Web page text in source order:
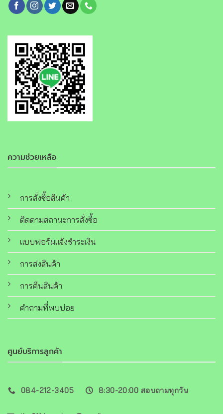
ความช่วยเหลือ
การสั่งซื้อสินค้า
ติดตามสถานะการสั่งซื้อ
แบบฟอร์มแจ้งชำระเงิน
การส่งสินค้า
การคืนสินค้า
คำถามที่พบบ่อย
ศูนย์บริการลูกค้า
084-212-3405 8:30-20:00 สอบถามทุกวัน